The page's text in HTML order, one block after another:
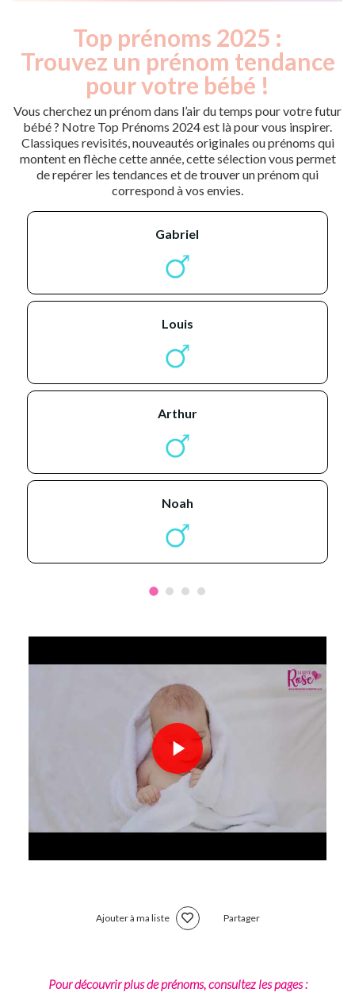
Top prénoms 2025 :
Trouvez un prénom tendance
pour votre bébé !
Vous cherchez un prénom dans l’air du temps pour votre futur
bébé ? Notre Top Prénoms 2024 est là pour vous inspirer.
Classiques revisités, nouveautés originales ou prénoms qui
montent en flèche cette année, cette sélection vous permet
de repérer les tendances et de trouver un prénom qui
correspond à vos envies.
gabriel
louis
arthur
noah
Ajouter à ma liste Partager
Pour découvrir plus de prénoms, consultez les pages :